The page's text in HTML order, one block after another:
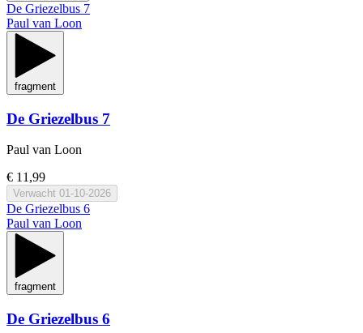
De Griezelbus 7
Paul van Loon
fragment
De Griezelbus 7
Paul van Loon
€ 11,99
Verwacht 01-10-2026
De Griezelbus 6
Paul van Loon
fragment
De Griezelbus 6